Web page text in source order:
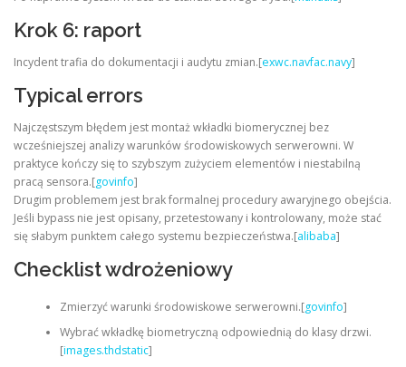
Krok 6: raport
Incydent trafia do dokumentacji i audytu zmian.[exwc.navfac.navy]
Typical errors
Najczęstszym błędem jest montaż wkładki biomerycznej bez
wcześniejszej analizy warunków środowiskowych serwerowni. W
praktyce kończy się to szybszym zużyciem elementów i niestabilną
pracą sensora.[govinfo]
Drugim problemem jest brak formalnej procedury awaryjnego obejścia.
Jeśli bypass nie jest opisany, przetestowany i kontrolowany, może stać
się słabym punktem całego systemu bezpieczeństwa.[alibaba]
Checklist wdrożeniowy
Zmierzyć warunki środowiskowe serwerowni.[govinfo]
Wybrać wkładkę biometryczną odpowiednią do klasy drzwi.
[images.thdstatic]